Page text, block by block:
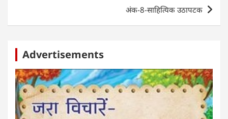
k अंक-8-साहित्यिक उठापटक
Advertisements